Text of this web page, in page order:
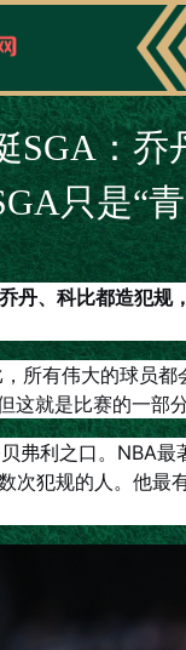
SGA：乔
只是“
丹、科比都造犯规
所有伟大的球员
这就是比赛的一部
弗利之口。NBA最
次犯规的人。他最